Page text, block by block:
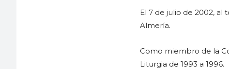
El 7 de julio de 2002, al
Almería.
Como miembro de la
Liturgia de 1993 a 1996.